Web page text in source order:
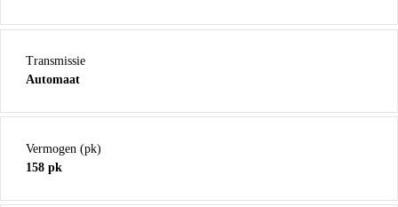
Transmissie
Automaat
Vermogen (pk)
158 pk